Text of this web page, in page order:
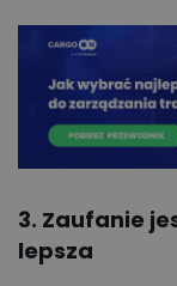
3. Zaufanie
lepsza